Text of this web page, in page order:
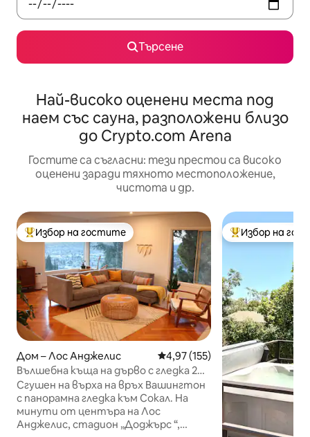
Търсене
Най-високо оценени места под
наем със сауна, разположени близо
до Crypto.com Arena
Гостите са съгласни: тези престои са високо
оценени заради тяхното местоположение,
чистота и др.
Най-популярен избор на гостите
Избор на гостите
Дом – Лос Анджелис Средна оценка: 4,97 от 5,
4,97 (155)
Вълшебна къща на дърво с гледка 2
спални/1,5 бани
Сгушен на върха на връх Вашингтон
с панорамна гледка към Сокал. На
минути от центъра на Лос
Анджелис, стадион „Доджърс “,
Най-популярен
Избор на